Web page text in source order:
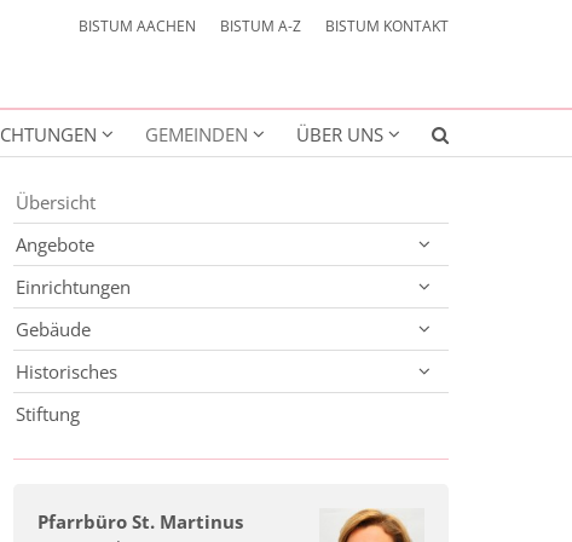
BISTUM AACHEN BISTUM A-Z BISTUM KONTAKT
GEMEINDEN ÜBER UNS
Übersicht
Angebote
Einrichtungen
Gebäude
Historisches
Stiftung
Pfarrbüro St. Martinus